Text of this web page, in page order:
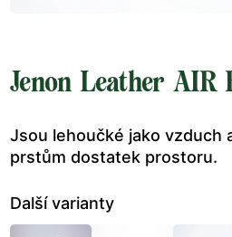
Jenon Leather AIR
Jsou lehoučké jako vzduch
prstům dostatek prostoru.
Další varianty